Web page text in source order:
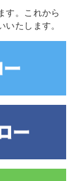
す。これから
いたします。